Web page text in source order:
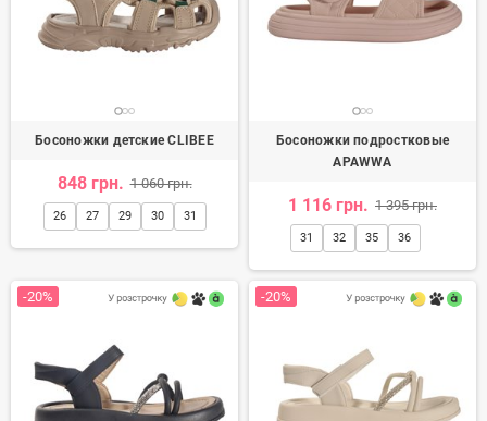
Босоножки детские CLIBEE
848 грн. 1 060 грн.
26 27 29 30 31
Босоножки подростковые
APAWWA
1 116 грн. 1 395 грн.
31 32 35 36
-20% -20%